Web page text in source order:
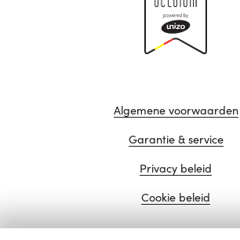
Algemene voorwaarden
Garantie & service
Privacy beleid
Cookie beleid